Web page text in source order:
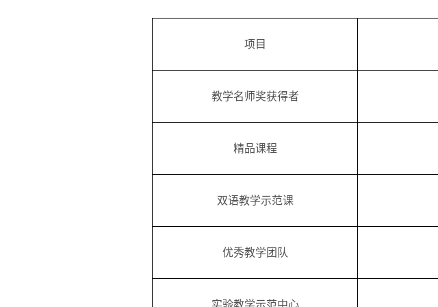
项目
教学名师奖获得者
精品课程
双语教学示范课
优秀教学团队
实验教学示范中心